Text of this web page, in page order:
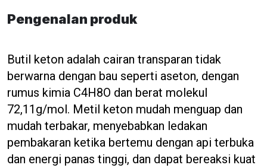
Pengenalan produk
Butil keton adalah cairan transparan tidak
berwarna dengan bau seperti aseton, dengan
rumus kimia C4H8O dan berat molekul
72,11g/mol. Metil keton mudah menguap dan
mudah terbakar, menyebabkan ledakan
pembakaran ketika bertemu dengan api terbuka
dan energi panas tinggi, dan dapat bereaksi kuat